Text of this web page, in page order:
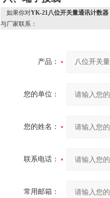
如果你对YK-21八位开关量通讯计数
与厂家联系：
产品：
您的单位：
您的姓名：
联系电话：
常用邮箱：